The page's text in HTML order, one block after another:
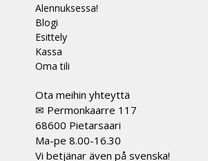
Alennuksessa!
Blogi
Esittely
Kassa
Oma tili
Ota meihin yhteyttä
✉ Permonkaarre 117
68600 Pietarsaari
Ma-pe 8.00-16.30
Vi betjänar även på svenska!